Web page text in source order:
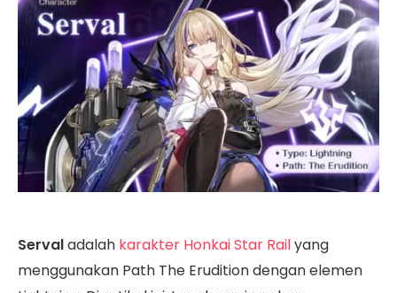
Servaladalah karakter Honkai Star Railyang
menggunakan Path The Erudition dengan elemen